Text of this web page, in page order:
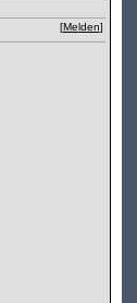
[Melden]